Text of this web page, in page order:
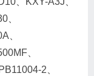
、
、
、
2、